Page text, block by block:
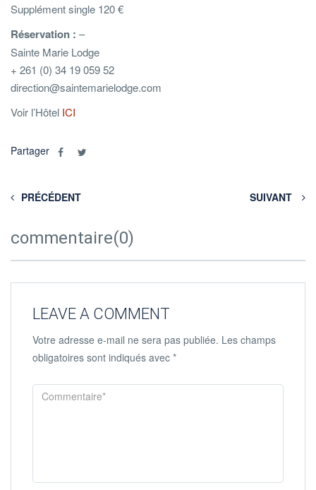
Supplément single 120 €
Réservation : –
Sainte Marie Lodge
+ 261 (0) 34 19 059 52
direction@saintemarielodge.com
Voir l’Hôtel ICI
Partager
PRÉCÉDENT SUIVANT
commentaire(0)
LEAVE A COMMENT
Votre adresse e-mail ne sera pas publiée. Les champs
obligatoires sont indiqués avec *